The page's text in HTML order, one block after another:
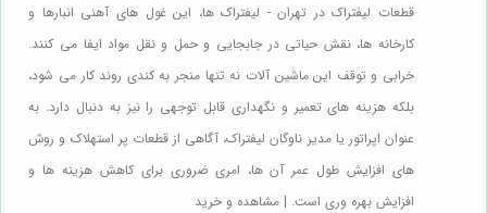
قطعات لیفتراک در تهران - لیفتراک ها، این غول های آهنی انبارها و
کارخانه ها، نقش حیاتی در جابجایی و حمل و نقل مواد ایفا می کنند.
خرابی و توقف این ماشین آلات نه تنها منجر به کندی روند کار می شود،
بلکه هزینه های تعمیر و نگهداری قابل توجهی را نیز به دنبال دارد. به
عنوان اپراتور یا مدیر ناوگان لیفتراک، آگاهی از قطعات پر استهلاک و روش
های افزایش طول عمر آن ها، امری ضروری برای کاهش هزینه ها و
افزایش بهره وری است. | مشاهده و خرید